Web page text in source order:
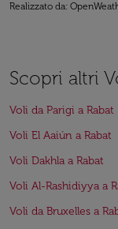
Realizzato da:
Scopri altri
Voli da Parigi a Rabat
Voli El Aaiún a Rabat
Voli Dakhla a Rabat
Voli Al-Rashidiyya a
Voli da Bruxelles a